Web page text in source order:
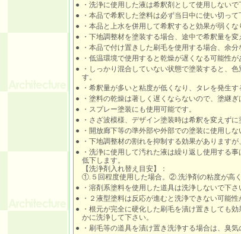
●
・洗浄に使用した液は希釈剤として使用しないで
●
・本品で希釈した塗料は必ず当日中に使い切って
●
・本品と上水を併用して希釈すると効果が弱くな
●
・下地調整材を塗装する場合、途中で希釈量を
●
・本品で付け置きした刷毛を使用する場合、余
●
・低温環境で使用すると乾燥が遅くなる可能性が
●
・しっかり混合していない状態で塗装すると、
す。
●
・希釈量が多いと粘度が低くなり、タレを発生す
●
・塗料の乾燥は著しく遅くならないので、塗継
●
・スプレー塗装にも使用可能です。
●
・さざ波模様、デザイン塗装時は希釈を変えずに
●
・開放廊下等の準外部や外部での塗装に使用しな
●
・下地調整材の割れを抑制する効果があります
●
・洗浄に使用して汚れた液は繰り返し使用する
低下します。
【洗浄剤入れ替え目安】：
①.５回程度使用した場合。②.洗浄剤の粘度が高く
●
・溶剤系塗料を使用した道具は洗浄しないで下さ
●
・２液型塗料は反応が進むと洗浄できない可能性
●
・根元が完全に硬化した刷毛を漬け置きしても
かに洗浄して下さい。
●
・刷毛等の道具を漬け置き洗浄する場合は、臭